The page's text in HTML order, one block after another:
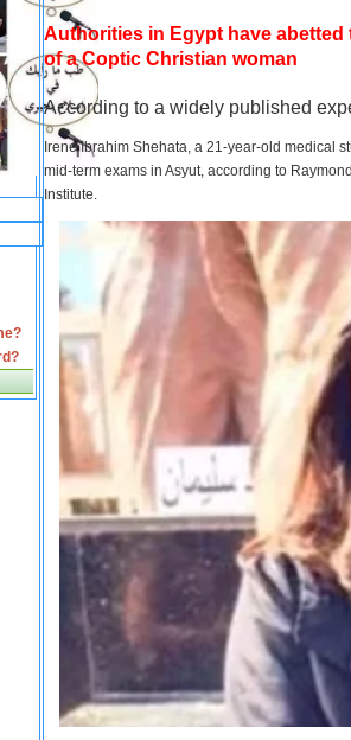
Authorities in Egypt have
of a Coptic Christian woman
According to a widely published
Irene Ibrahim Shehata, a 21-year-old medical
mid-term exams in Asyut, according to
Institute.